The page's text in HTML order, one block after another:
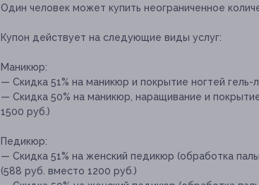
Один человек может купить неограниченное
Купон действует на следующие виды услуг:
Маникюр:
— Скидка 51% на маникюр и покрытие ногтей
— Скидка 50% на маникюр, наращивание и
1500 руб.)
Педикюр:
— Скидка 51% на женский педикюр (обработка
(588 руб. вместо 1200 руб.)